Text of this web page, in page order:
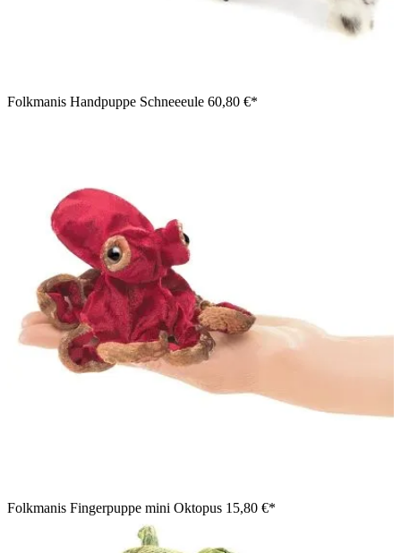
Folkmanis Handpuppe Schneeeule 60,80 €*
Folkmanis Fingerpuppe mini Oktopus 15,80 €*